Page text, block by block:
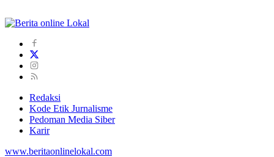
Redaksi
Kode Etik Jurnalisme
Pedoman Media Siber
Karir
www.beritaonlinelokal.com